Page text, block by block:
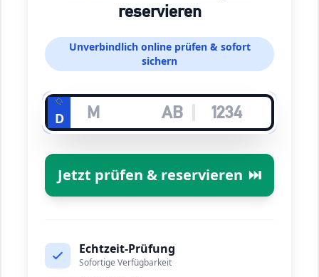
reservieren
Unverbindlich online prüfen & sofort
sichern
D
Jetzt prüfen & reservieren ⏭️
Echtzeit-Prüfung
Sofortige Verfügbarkeit